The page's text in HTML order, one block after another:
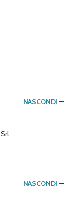
NASCONDI
Srl
NASCONDI